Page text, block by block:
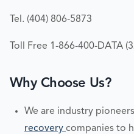
Tel. (404) 806-5873
Toll Free 1-866-400-DATA
Why Choose Us?
We are industry
recovery companies to